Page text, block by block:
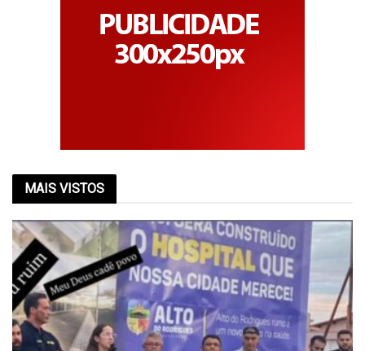
MAIS VISTOS